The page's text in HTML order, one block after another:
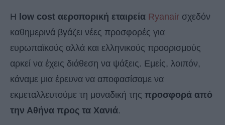
Η low cost αεροπορική εταιρεία Ryanair σχεδόν
καθημερινά βγάζει νέες προσφορές για
ευρωπαϊκούς αλλά και ελληνικούς προορισμούς
αρκεί να έχεις διάθεση να ψάξεις. Εμείς, λοιπόν,
κάναμε μια έρευνα να αποφασίσαμε να
εκμεταλλευτούμε τη μοναδική της προσφορά από
την Αθήνα προς τα Χανιά.